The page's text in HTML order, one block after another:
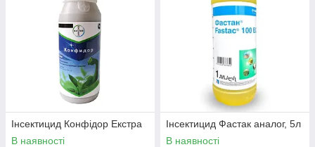
Інсектицид Конфідор Екстра
В наявності
Інсектицид Фастак аналог, 5л
В наявності